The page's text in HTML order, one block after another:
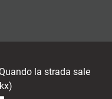
la strada sale